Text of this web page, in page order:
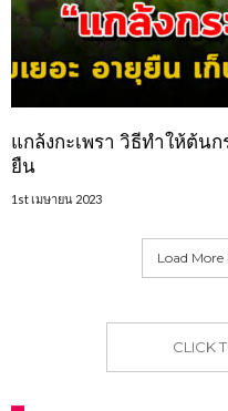
แกล้งกะเพรา วิธีทำให้ต้นก
ยืน
1st เมษายน 2023
Load More
CLICK